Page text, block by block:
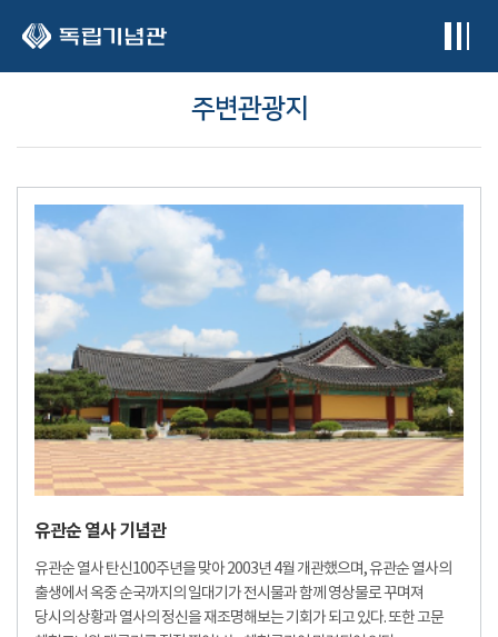
주변관광지
유관순 열사 기념관
유관순 열사 탄신100주년을 맞아 2003년 4월 개관했으며, 유관순 열사의
출생에서 옥중 순국까지의 일대기가 전시물과 함께 영상물로 꾸며져
당시의 상황과 열사의 정신을 재조명해보는 기회가 되고 있다. 또한 고문